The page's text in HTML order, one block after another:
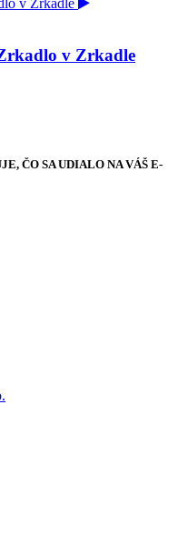
v Zrkadle
ČO SA UDIALO NA VÁŠ E-